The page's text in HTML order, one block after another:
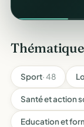
Sport· 48
Santé et action
Education et